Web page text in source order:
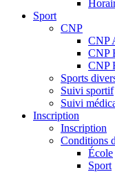
Sport
CNP
CNP
CNP
CNP
Sports
Suivi sportif
Suivi
Inscription
Inscription
Conditions
École
Sport